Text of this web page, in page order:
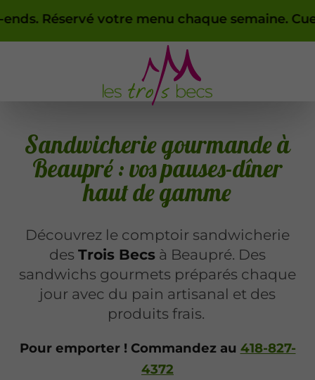
menu chaque semaine. Cueillette le
Sandwicherie gourmande à
Beaupré : vos pauses-dîner
haut de gamme
Découvrez le comptoir sandwicherie
des Trois Becs à Beaupré. Des
sandwichs gourmets préparés chaque
jour avec du pain artisanal et des
produits frais.
Pour emporter ! Commandez au 418-827-
4372